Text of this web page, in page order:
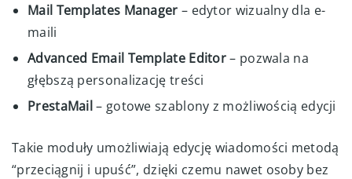
Mail Templates Manager – edytor wizualny dla e-
maili
Advanced Email Template Editor– pozwala na
głębszą personalizację treści
PrestaMail– gotowe szablony z możliwością edycji
Takie moduły umożliwiają edycję wiadomości metodą
“przeciągnij i upuść”, dzięki czemu nawet osoby bez